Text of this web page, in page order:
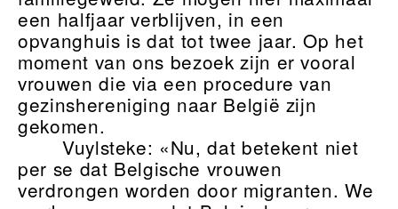
een halfjaar verblijven, in een
opvanghuis is dat tot twee jaar. Op het
moment van ons bezoek zijn er vooral
vrouwen die via een procedure van
gezinshereniging naar België zijn
gekomen.
Vuylsteke: «Nu, dat betekent niet
per se dat Belgische vrouwen
verdrongen worden door migranten. We